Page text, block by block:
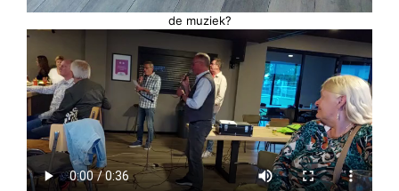
de muziek?